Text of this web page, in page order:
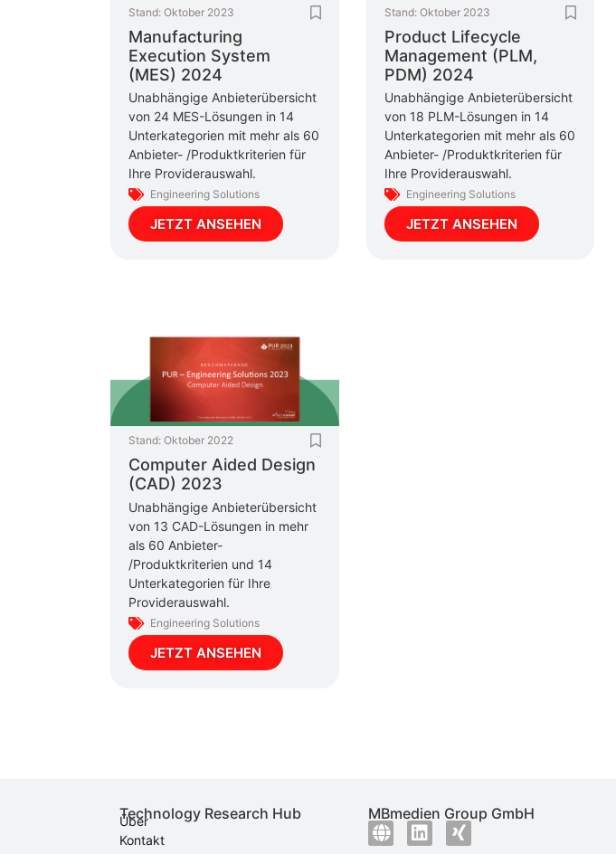
Stand: Oktober 2023
Manufacturing
Execution System
(MES) 2024
Unabhängige Anbieterübersicht
von 24 MES-Lösungen in 14
Unterkategorien mit mehr als 60
Anbieter- /Produktkriterien für
Ihre Providerauswahl.
Engineering Solutions
JETZT ANSEHEN
Stand: Oktober 2023
Product Lifecycle
Management (PLM,
PDM) 2024
Unabhängige Anbieterübersicht
von 18 PLM-Lösungen in 14
Unterkategorien mit mehr als 60
Anbieter- /Produktkriterien für
Ihre Providerauswahl.
Engineering Solutions
JETZT ANSEHEN
Stand: Oktober 2022
Computer Aided Design
(CAD) 2023
Unabhängige Anbieterübersicht
von 13 CAD-Lösungen in mehr
als 60 Anbieter-
/Produktkriterien und 14
Unterkategorien für Ihre
Providerauswahl.
Engineering Solutions
JETZT ANSEHEN
Technology Research Hub
Über
Kontakt
MBmedien Group GmbH